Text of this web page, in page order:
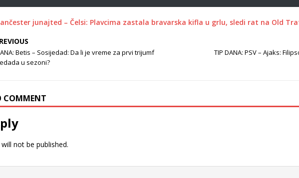
junajted – Čelsi: Plavcima zastala bravarska kifla u grlu, sledi rat na Old
Betis – Sosijedad: Da li je vreme za prvi trijumf
u sezoni?
TIP DANA: PSV – Ajaks:
COMMENT
not be published.